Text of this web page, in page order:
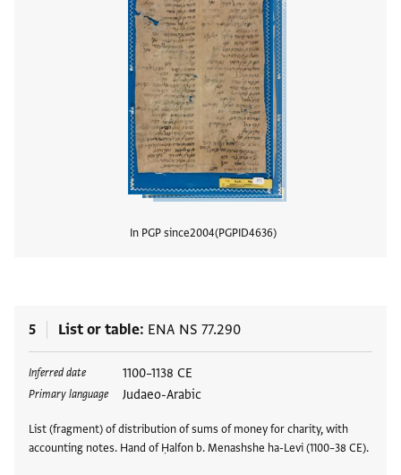
In PGP since2004 PGPID4636
5 List or table ENA NS 77.290
Inferred date 1100–1138 CE
Primary language Judaeo-Arabic
List (fragment) of distribution of sums of money for charity, with
accounting notes. Hand of Ḥalfon b. Menashshe ha-Levi (1100–38 CE).
Tags